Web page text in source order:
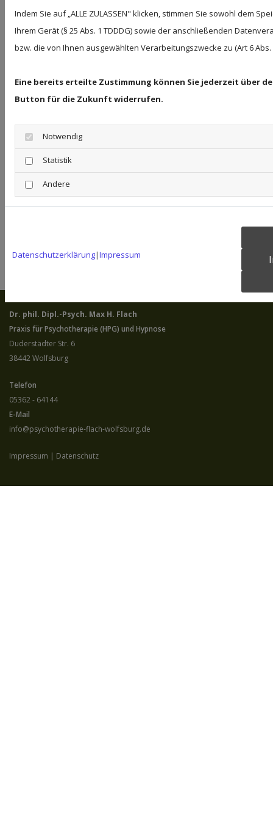
Bildnachweise
#307640247 © pict rider | stock.adobe.com
#226347521 © Tryfonov | stock.adobe.com
#219172820 © natali_mis |
stock.adobe.com
Dr. phil. Dipl.-Psych. Max H. Flach
Praxis für Psychotherapie (HPG) und Hypnose
Duderstädter Str. 6
38442Wolfsburg
Telefon
05362 - 64144
E-Mail
info@psychotherapie-flach-wolfsburg.de
Impressum | Datenschutz
Indem Sie auf „ALLE ZULASSEN" klicken, stimmen Sie sowohl dem
Ihrem Gerät (§ 25 Abs. 1 TDDDG) sowie der anschließenden
bzw. die von Ihnen ausgewählten Verarbeitungszwecke zu (Art 6 Abs.
Eine bereits erteilte Zustimmung können Sie jederzeit über
Button für die Zukunft widerrufen.
Notwendig
Statistik
Andere
Datenschutzerklärung|Impressum